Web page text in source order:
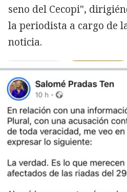
seno del Cecopi",
la periodista a cargo de
noticia.